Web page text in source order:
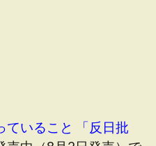
ていること 「反日批